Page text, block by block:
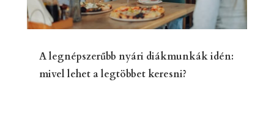
A legnépszerűbb nyári diákmunkák idén:
mivel lehet a legtöbbet keresni?